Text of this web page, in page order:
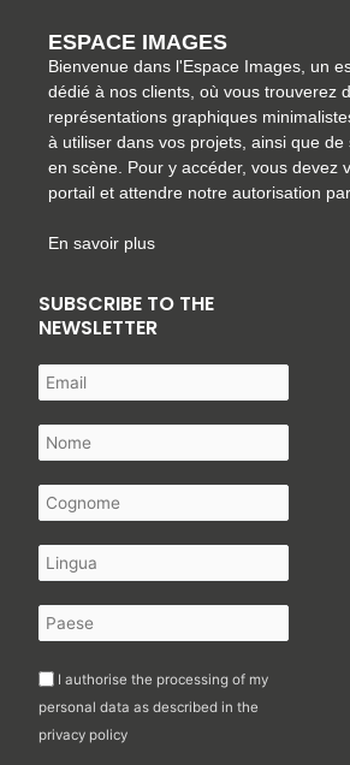
ESPACE IMAGES
Bienvenue dans l'Espace Images, un
dédié à nos clients, où vous trouverez
représentations graphiques
à utiliser dans vos projets, ainsi que de
en scène. Pour y accéder, vous devez
portail et attendre notre autorisation
En savoir plus
SUBSCRIBE TO THE
NEWSLETTER
I authorise the processing of my
personal data as described in the
privacy policy